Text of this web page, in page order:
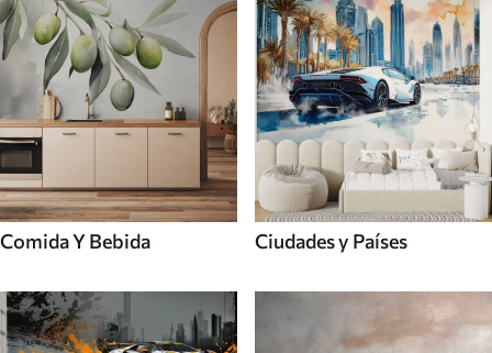
Comida Y Bebida Ciudades y Países